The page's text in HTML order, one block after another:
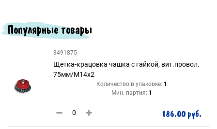
Популярные товары
3491875
Щетка-крацовка чашка с гайкой, вит.провол.
75мм/М14х2
Количество в упаковке: 1
Мин. партия: 1
186.00 руб.